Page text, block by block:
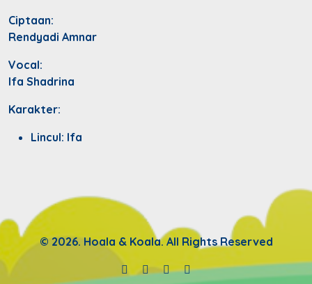
Ciptaan:
Rendyadi Amnar
Vocal:
Ifa Shadrina
Karakter:
Lincul: Ifa
© 2026. Hoala & Koala. All Rights Reserved